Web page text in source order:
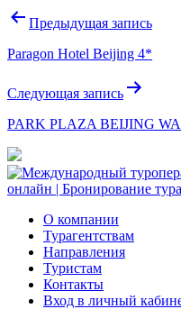
Навигация
записям
Предыдущая запись
Paragon Hotel Beijing 4*
Следующая запись
PARK PLAZA BEIJING
О компании
Турагентствам
Направления
Туристам
Контакты
Вход в личный